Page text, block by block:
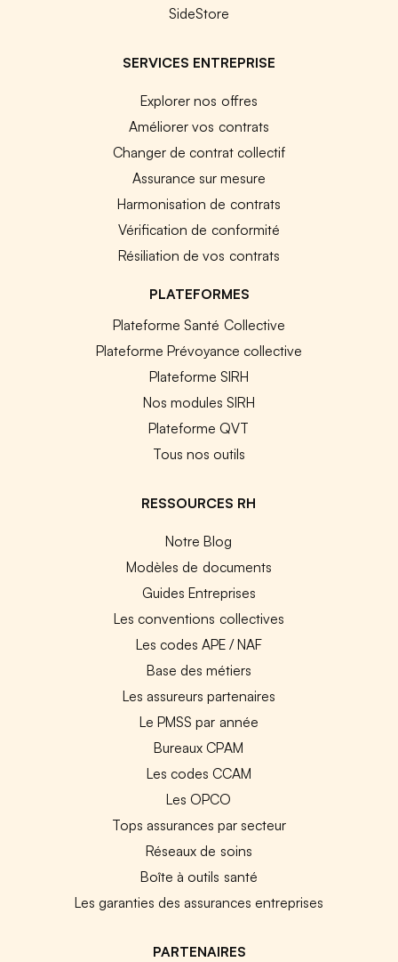
SideStore
SERVICES ENTREPRISE
Explorer nos offres
Améliorer vos contrats
Changer de contrat collectif
Assurance sur mesure
Harmonisation de contrats
Vérification de conformité
Résiliation de vos contrats
PLATEFORMES
Plateforme Santé Collective
Plateforme Prévoyance collective
Plateforme SIRH
Nos modules SIRH
Plateforme QVT
Tous nos outils
RESSOURCES RH
Notre Blog
Modèles de documents
Guides Entreprises
Les conventions collectives
Les codes APE / NAF
Base des métiers
Les assureurs partenaires
Le PMSS par année
Bureaux CPAM
Les codes CCAM
Les OPCO
Tops assurances par secteur
Réseaux de soins
Boîte à outils santé
Les garanties des assurances entreprises
PARTENAIRES